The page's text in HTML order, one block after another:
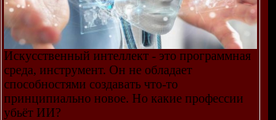
Искусственный интеллект - это программная
среда, инструмент. Он не обладает
способностями создавать что-то
принципиально новое. Но какие профессии
убьёт ИИ?